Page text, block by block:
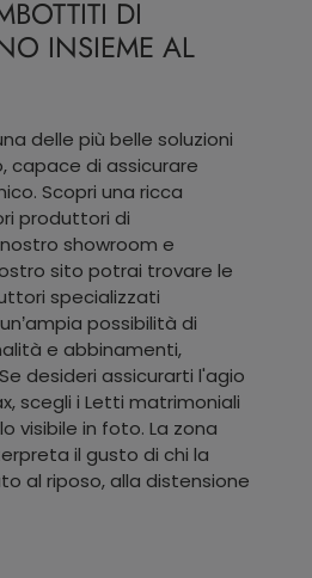
DI
INSIEME AL
delle più belle soluzioni
capace di assicurare
Scopri una ricca
produttori di
showroom e
sito potrai trovare le
specializzati
possibilità di
e abbinamenti,
desideri assicurarti l'agio
scegli i Letti matrimoniali
visibile in foto. La zona
il gusto di chi la
al riposo, alla distensione